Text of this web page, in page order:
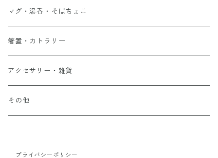
マグ・湯呑・そばちょこ
箸置・カトラリー
アクセサリー・雑貨
その他
プライバシーポリシー